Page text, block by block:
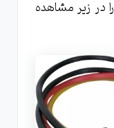
نمونه کابل برق درایو های SATA را در زیر مشاهده